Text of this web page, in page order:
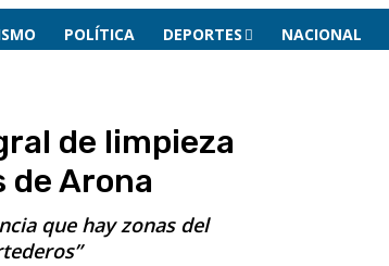
POLÍTICA DEPORTES NACIONAL
de limpieza
de Arona
que hay zonas del